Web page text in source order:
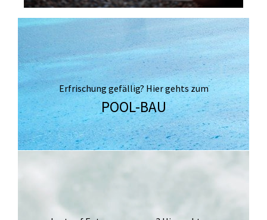
Erfrischung gefällig? Hier gehts zum
POOL-BAU